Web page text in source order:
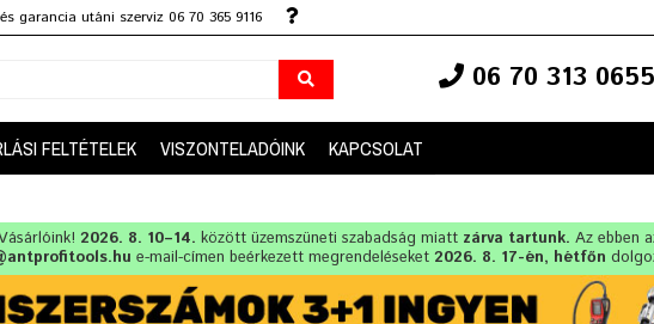
garancia utáni szerviz 06 70 365 9116
06 70 313 0655
FELTÉTELEK VISZONTELADÓINK KAPCSOLAT
2026. 8. 10–14. között üzemszüneti szabadság miatt zárva tartunk. Az ebben
e-mail-címen beérkezett megrendeléseket2026. 8. 17-én, hétfőn